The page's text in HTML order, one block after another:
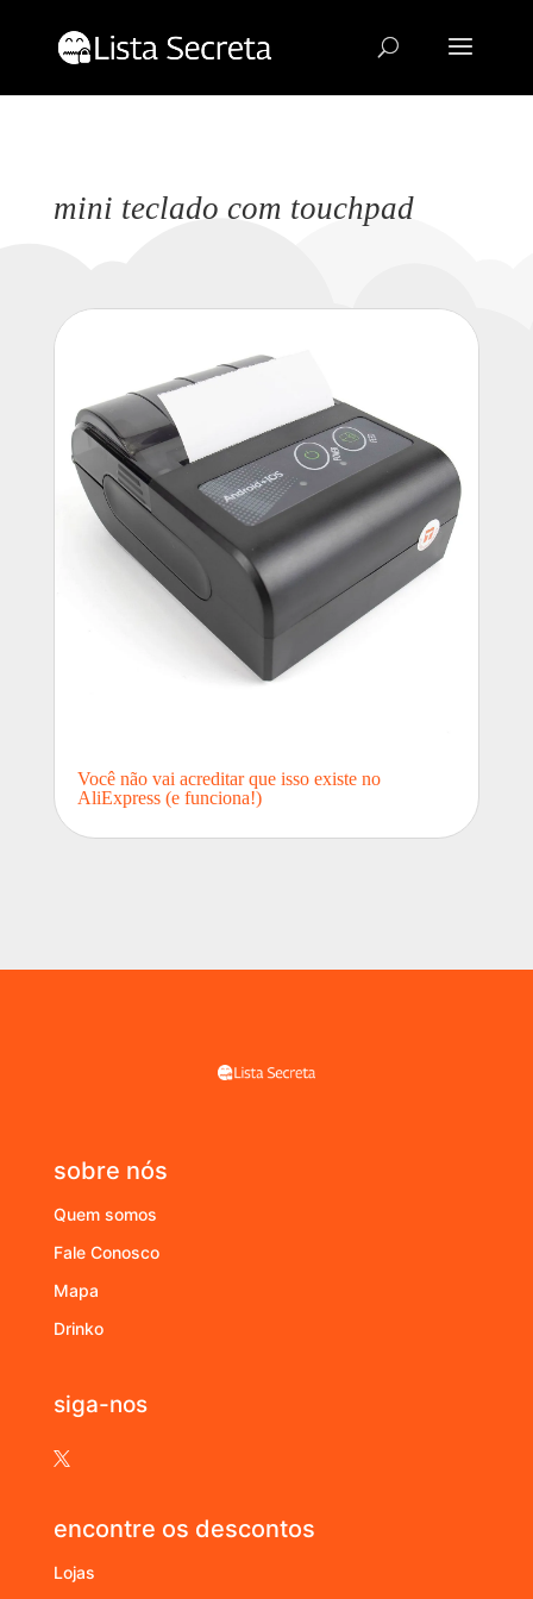
mini teclado com touchpad
Você não vai acreditar que isso existe no
AliExpress (e funciona!)
sobre nós
Quem somos
Fale Conosco
Mapa
Drinko
siga-nos

encontre os descontos
Lojas